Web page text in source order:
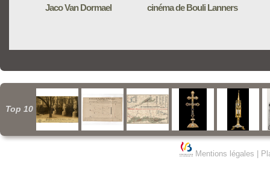
Jaco Van Dormael
cinéma de Bouli Lanners
Top 10
Mentions légales